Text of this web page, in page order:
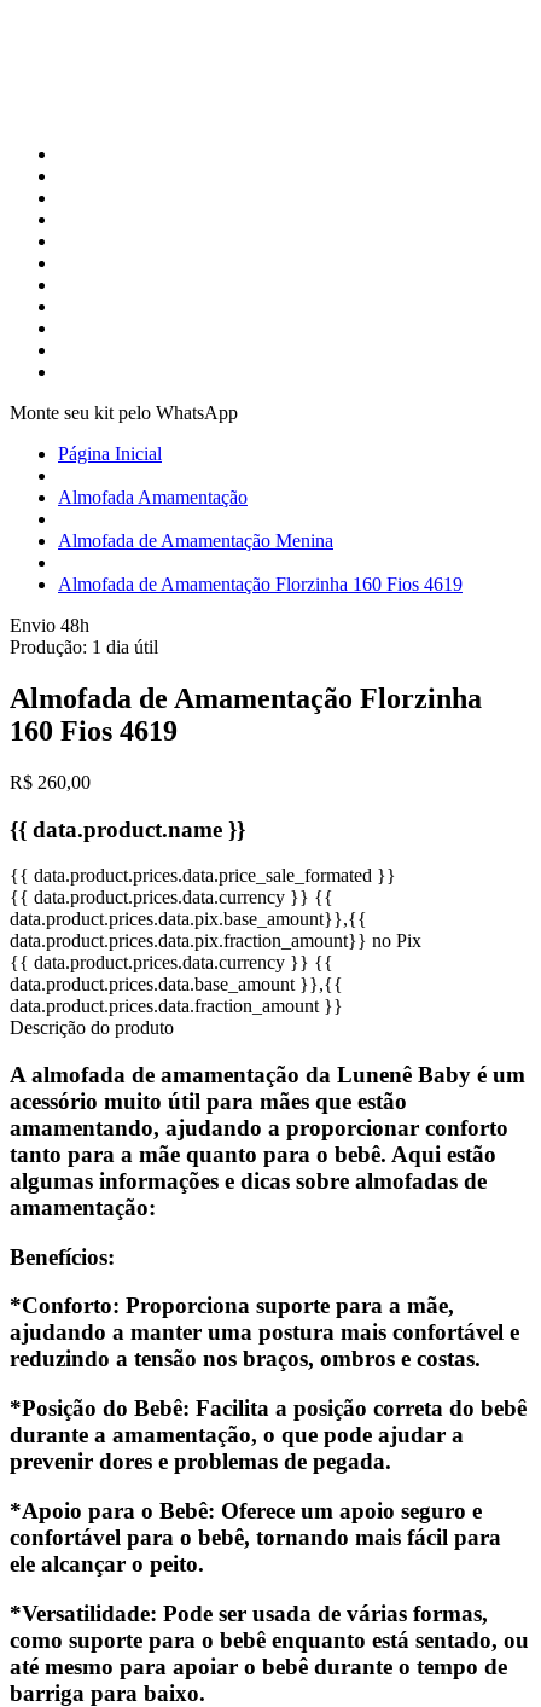
Monte seu kit pelo WhatsApp
Página Inicial
Almofada Amamentação
Almofada de Amamentação Menina
Almofada de Amamentação Florzinha 160 Fios 4619
Envio 48h
Produção: 1 dia útil
Almofada de Amamentação Florzinha
160 Fios 4619
R$ 260,00
{{ data.product.name }}
{{ data.product.prices.data.price_sale_formated }}
{{ data.product.prices.data.currency }} {{
data.product.prices.data.pix.base_amount}},{{
data.product.prices.data.pix.fraction_amount}} no Pix
{{ data.product.prices.data.currency }} {{
data.product.prices.data.base_amount }},{{
data.product.prices.data.fraction_amount }}
Descrição do produto
A almofada de amamentação da Lunenê Baby é um
acessório muito útil para mães que estão
amamentando, ajudando a proporcionar conforto
tanto para a mãe quanto para o bebê. Aqui estão
algumas informações e dicas sobre almofadas de
amamentação:
Benefícios:
*Conforto: Proporciona suporte para a mãe,
ajudando a manter uma postura mais confortável e
reduzindo a tensão nos braços, ombros e costas.
*Posição do Bebê: Facilita a posição correta do bebê
durante a amamentação, o que pode ajudar a
prevenir dores e problemas de pegada.
*Apoio para o Bebê: Oferece um apoio seguro e
confortável para o bebê, tornando mais fácil para
ele alcançar o peito.
*Versatilidade: Pode ser usada de várias formas,
como suporte para o bebê enquanto está sentado, ou
até mesmo para apoiar o bebê durante o tempo de
barriga para baixo.